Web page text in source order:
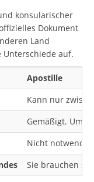
konsularischer
Dokument
Land
Unterschiede auf.
Apostille
Kann nur
Gemäßigt. Um
Nicht notwendig.
Sie brauchen